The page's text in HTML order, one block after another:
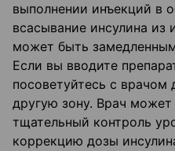
выполнении инъекций в
всасывание инсулина из
может быть
Если вы вводите
посоветуйтесь с врачом
другую зону. Врач может
тщательный контроль
коррекцию дозы